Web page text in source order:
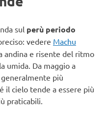
sul perù periodo
vedere Machu
andina e risente del ritmo
umida. Da maggio a
più
il cielo tende a essere più
praticabili.